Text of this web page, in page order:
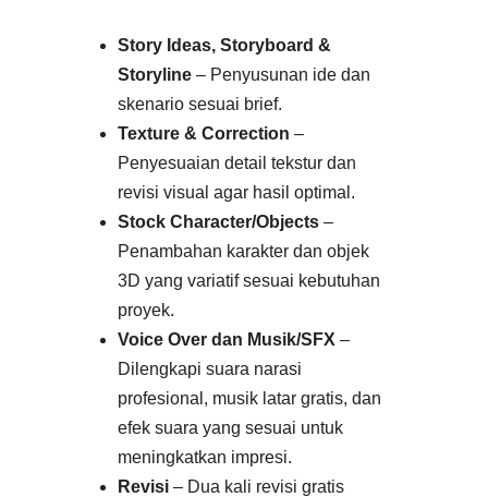
Story Ideas, Storyboard &
Storyline– Penyusunan ide dan
skenario sesuai brief.
Texture & Correction –
Penyesuaian detail tekstur dan
revisi visual agar hasil optimal.
Stock Character/Objects–
Penambahan karakter dan objek
3D yang variatif sesuai kebutuhan
proyek.
Voice Over dan Musik/SFX –
Dilengkapi suara narasi
profesional, musik latar gratis, dan
efek suara yang sesuai untuk
meningkatkan impresi.
Revisi – Dua kali revisi gratis